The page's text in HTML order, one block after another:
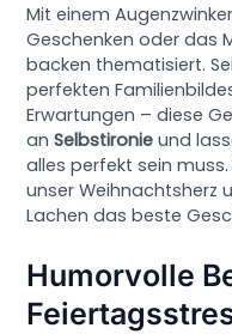
Mit einem
Geschenken oder das
backen thematisiert.
perfekten
Erwartungen – diese
anSelbstironie und
alles perfekt sein
unser Weihnachtsherz
Lachen das beste
Humorvolle